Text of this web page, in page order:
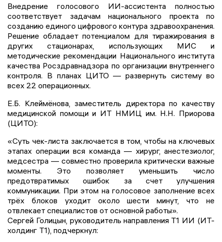
Внедрение голосового ИИ-ассистента полностью
соответствует задачам национального проекта по
созданию единого цифрового контура здравоохранения.
Решение обладает потенциалом для тиражирования в
других стационарах, использующих МИС и
методические рекомендации Национального института
качества Росздравнадзора по организации внутреннего
контроля. В планах ЦИТО — развернуть систему во
всех 22 операционных.
Е.Б. Клеймёнова, заместитель директора по качеству
медицинской помощи и ИТ НМИЦ им. Н.Н. Приорова
(ЦИТО):
«Суть чек-листа заключается в том, чтобы на ключевых
этапах операции вся команда — хирург, анестезиолог,
медсестра — совместно проверила критически важные
моменты. Это позволяет уменьшить число
предотвратимых ошибок за счет улучшения
коммуникации. При этом на голосовое заполнение всех
трёх блоков уходит около шести минут, что не
отвлекает специалистов от основной работы».
Сергей Голицын, руководитель направления Т1 ИИ (ИТ-
холдинг Т1), подчеркнул: